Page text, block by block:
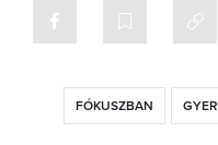
FÓKUSZBAN